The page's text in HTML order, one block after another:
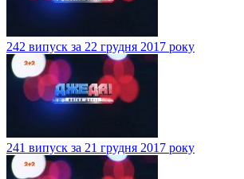
242 випуск за 22 грудня 2017 року
241 випуск за 21 грудня 2017 року